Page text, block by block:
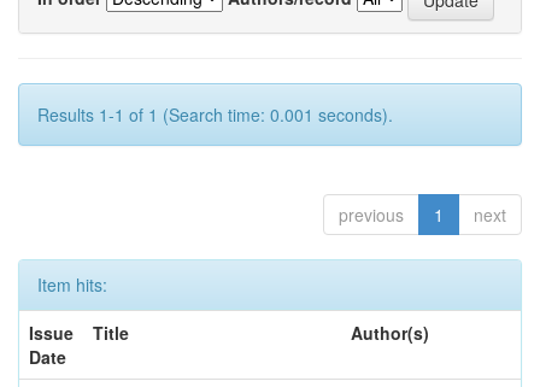
Results 1-1 of 1 (Search time: 0.001 seconds).
previous 1 next
Item hits:
Issue
Date
Title Author(s)